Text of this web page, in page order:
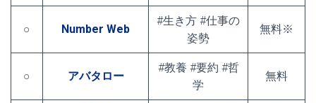
○ Number Web
#生き方 #仕事の
姿勢
無料※
○ アバタロー
#教養 #要約 #哲
学
無料